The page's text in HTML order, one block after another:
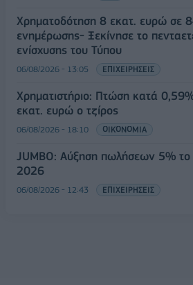
Χρηματοδότηση 8 εκατ. ευρώ σε
ενημέρωσης- Ξεκίνησε το
ενίσχυσης του Τύπου
06/08/2026 - 13:05 ΕΠΙΧΕΙΡΗΣΕΙΣ
Χρηματιστήριο: Πτώση κατά
εκατ. ευρώ ο τζίρος
06/08/2026 - 18:10 ΟΙΚΟΝΟΜΙΑ
JUMBO: Αύξηση πωλήσεων 5% το
2026
06/08/2026 - 12:43 ΕΠΙΧΕΙΡΗΣΕΙΣ